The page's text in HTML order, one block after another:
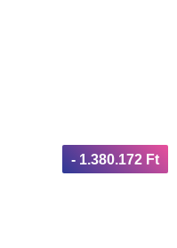
- 1.380.172 Ft